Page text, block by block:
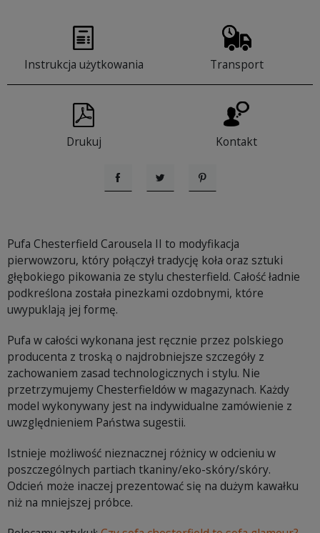
Instrukcja użytkowania Transport
Drukuj Kontakt
UdostępnijTweetujPinterest
Pufa Chesterfield Carousela II to modyfikacja
pierwowzoru, który połączył tradycję koła oraz sztuki
głębokiego pikowania ze stylu chesterfield. Całość ładnie
podkreślona została pinezkami ozdobnymi, które
uwypuklają jej formę.
Pufa w całości wykonana jest ręcznie przez polskiego
producenta z troską o najdrobniejsze szczegóły z
zachowaniem zasad technologicznych i stylu. Nie
przetrzymujemy Chesterfieldów w magazynach. Każdy
model wykonywany jest na indywidualne zamówienie z
uwzględnieniem Państwa sugestii.
Istnieje możliwość nieznacznej różnicy w odcieniu w
poszczególnych partiach tkaniny/eko-skóry/skóry.
Odcień może inaczej prezentować się na dużym kawałku
niż na mniejszej próbce.